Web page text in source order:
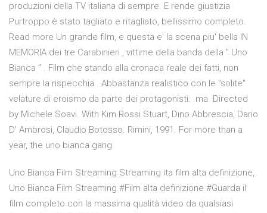
produzioni della TV italiana di sempre. E rende giustizia
Purtroppo è stato tagliato e ritagliato, bellissimo completo.
Read more Un grande film, e questa e' la scena piu' bella IN
MEMORIA dei tre Carabinieri , vittime della banda della " Uno
Bianca " . Film che stando alla cronaca reale dei fatti, non
sempre la rispecchia.. Abbastanza realistico con le "solite"
velature di eroismo da parte dei protagonisti. .ma Directed
by Michele Soavi. With Kim Rossi Stuart, Dino Abbrescia, Dario
D' Ambrosi, Claudio Botosso. Rimini, 1991. For more than a
year, the uno bianca gang
Uno Bianca Film Streaming Streaming ita film alta definizione,
Uno Bianca Film Streaming #Film alta definizione #Guarda il
film completo con la massima qualità video da qualsiasi